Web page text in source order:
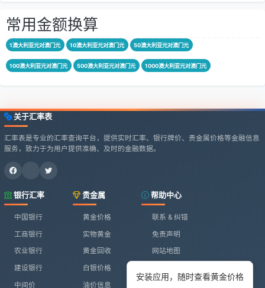
安装应用，随时查看黄金价格
常用金额换算
1澳大利亚元对澳门元 10澳大利亚元对澳门元 50澳大利亚元对澳门元
100澳大利亚元对澳门元 500澳大利亚元对澳门元 1000澳大利亚元对澳门元
关于汇率表
汇率表是专业的汇率查询平台，提供实时汇率、银行牌价、贵金属价格等金融信息
服务，致力于为用户提供准确、及时的金融数据。
银行汇率
中国银行
工商银行
农业银行
建设银行
中间价
贵金属
黄金价格
实物黄金
黄金回收
白银价格
油价信息
帮助中心
联系 & 纠错
免责声明
网站地图